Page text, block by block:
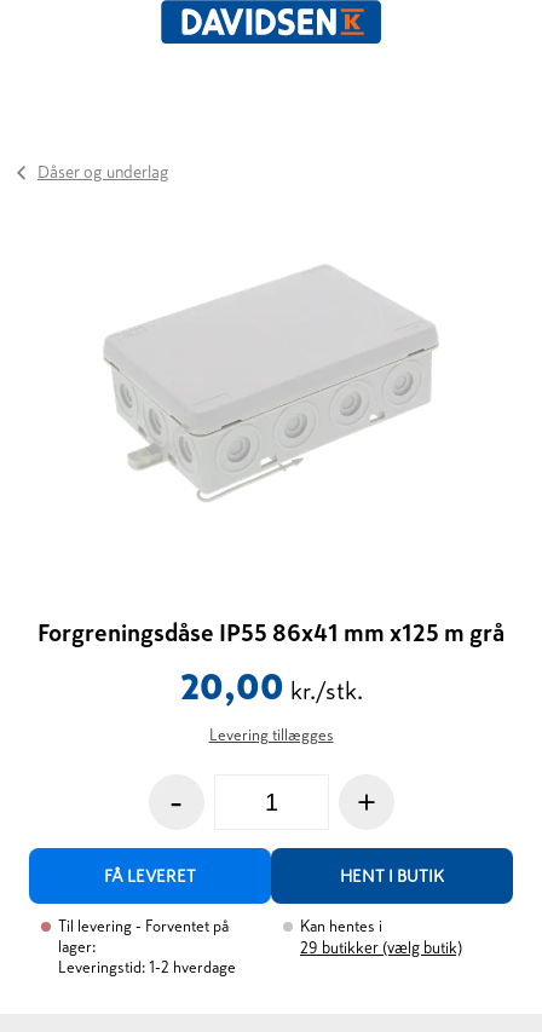
Dåser og underlag
Forgreningsdåse IP55 86x41 mm x125 m grå
20,00 kr./stk.
Levering tillægges
- +
FÅ LEVERET HENT I BUTIK
Til levering - Forventet på
lager:
Leveringstid: 1-2 hverdage
Kan hentes i
29 butikker (vælg butik)